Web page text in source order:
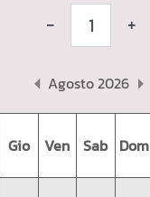
- +
Agosto 2026
Gio Ven Sab Dom